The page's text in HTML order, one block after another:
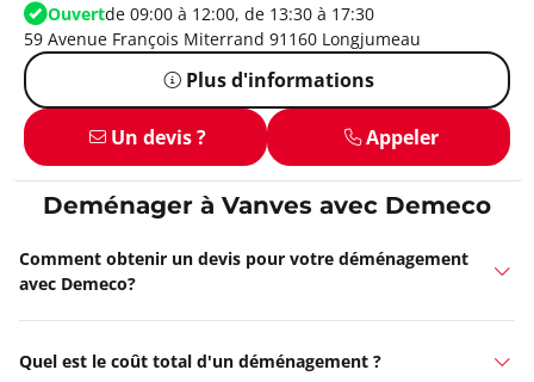
Ouvertde 09:00 à 12:00, de 13:30 à 17:30
59 Avenue François Miterrand 91160 Longjumeau
Plus d'informations
Un devis ? Appeler
Deménager à Vanves avec Demeco
Comment obtenir un devis pour votre déménagement
avec Demeco?
Quel est le coût total d'un déménagement ?